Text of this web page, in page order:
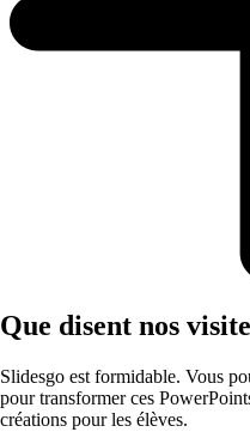
Que disent nos
Slidesgo est formidable. Vous
pour transformer ces
créations pour les élèves.